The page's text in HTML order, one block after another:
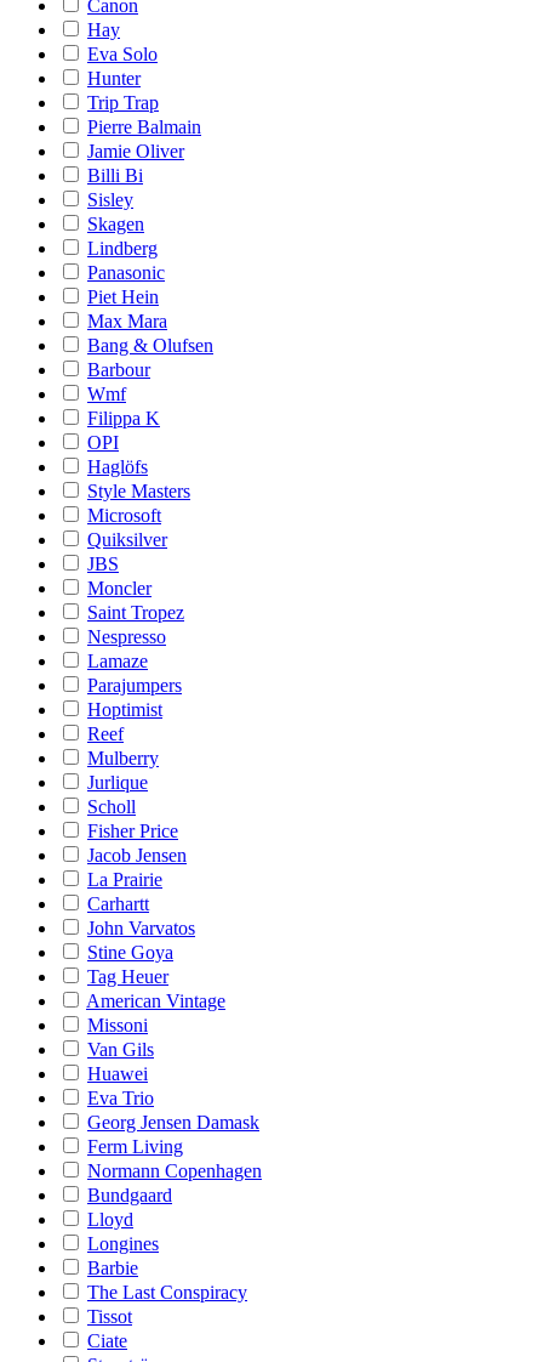
Canon
Hay
Eva Solo
Hunter
Trip Trap
Pierre Balmain
Jamie Oliver
Billi Bi
Sisley
Skagen
Lindberg
Panasonic
Piet Hein
Max Mara
Bang & Olufsen
Barbour
Wmf
Filippa K
OPI
Haglöfs
Style Masters
Microsoft
Quiksilver
JBS
Moncler
Saint Tropez
Nespresso
Lamaze
Parajumpers
Hoptimist
Reef
Mulberry
Jurlique
Scholl
Fisher Price
Jacob Jensen
La Prairie
Carhartt
John Varvatos
Stine Goya
Tag Heuer
American Vintage
Missoni
Van Gils
Huawei
Eva Trio
Georg Jensen Damask
Ferm Living
Normann Copenhagen
Bundgaard
Lloyd
Longines
Barbie
The Last Conspiracy
Tissot
Ciate